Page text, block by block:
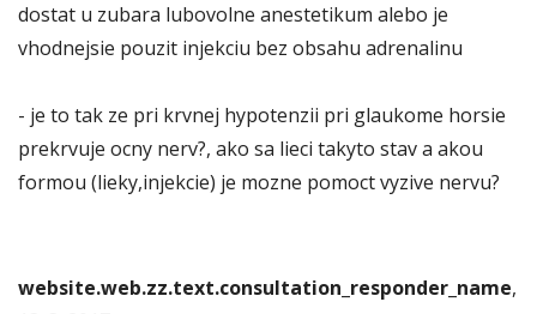
dostat u zubara lubovolne anestetikum alebo je
vhodnejsie pouzit injekciu bez obsahu adrenalinu
- je to tak ze pri krvnej hypotenzii pri glaukome horsie
prekrvuje ocny nerv?, ako sa lieci takyto stav a akou
formou (lieky,injekcie) je mozne pomoct vyzive nervu?
website.web.zz.text.consultation_responder_name,